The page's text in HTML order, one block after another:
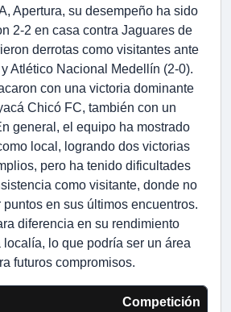
Apertura, su desempeño ha sido
2-2 en casa contra Jaguares de
derrotas como visitantes ante
Atlético Nacional Medellín (2-0).
con una victoria dominante
Chicó FC, también con un
general, el equipo ha mostrado
local, logrando dos victorias
pero ha tenido dificultades
como visitante, donde no
puntos en sus últimos encuentros.
diferencia en su rendimiento
lo que podría ser un área
futuros compromisos.
Competición